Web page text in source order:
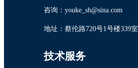
咨询：youke_sh@sina.com
地址：蔡伦路720号1号楼339室
技术服务